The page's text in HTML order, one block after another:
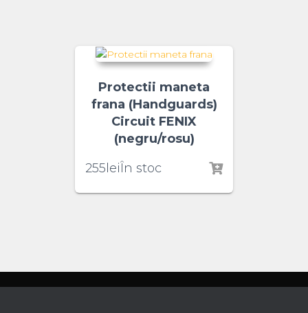
Protectii maneta
frana (Handguards)
Circuit FENIX
(negru/rosu)
255 leiÎn stoc